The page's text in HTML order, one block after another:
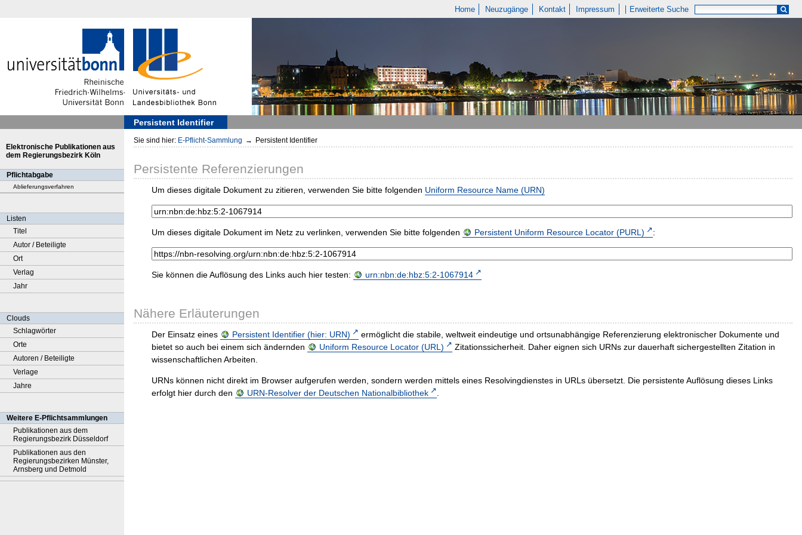
Home Neuzugänge Kontakt Impressum Erweiterte Suche
Persistent Identifier
Elektronische Publikationen aus
dem Regierungsbezirk Köln
Pflichtabgabe
Ablieferungsverfahren
Listen
Titel
Autor / Beteiligte
Ort
Verlag
Jahr
Clouds
Schlagwörter
Orte
Autoren / Beteiligte
Verlage
Jahre
Weitere E-Pflichtsammlungen
Publikationen aus dem
Regierungsbezirk Düsseldorf
Publikationen aus den
Regierungsbezirken Münster,
Arnsberg und Detmold
Sie sind hier: E-Pflicht-Sammlung → Persistent Identifier
Persistente Referenzierungen
Um dieses digitale Dokument zu zitieren, verwenden Sie bitte folgenden Uniform Resource Name (URN)
Um dieses digitale Dokument im Netz zu verlinken, verwenden Sie bitte folgenden Persistent Uniform Resource Locator (PURL) :
Sie können die Auflösung des Links auch hier testen: urn:nbn:de:hbz:5:2-1067914
Nähere Erläuterungen
Der Einsatz eines Persistent Identifier (hier: URN)
ermöglicht die stabile, weltweit eindeutige und ortsunabhängige Referenzierung elektronischer Dokumente und
bietet so auch bei einem sich ändernden
Uniform Resource Locator (URL)
Zitationssicherheit. Daher eignen sich URNs zur dauerhaft sichergestellten Zitation in
wissenschaftlichen Arbeiten.
URNs können nicht direkt im Browser aufgerufen werden, sondern werden mittels eines Resolvingdienstes in URLs übersetzt. Die persistente Auflösung dieses Links
erfolgt hier durch den
URN-Resolver der Deutschen Nationalbibliothek .